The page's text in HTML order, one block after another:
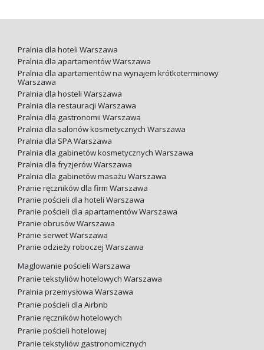
Pralnia dla hoteli Warszawa
Pralnia dla apartamentów Warszawa
Pralnia dla apartamentów na wynajem krótkoterminowy
Warszawa
Pralnia dla hosteli Warszawa
Pralnia dla restauracji Warszawa
Pralnia dla gastronomii Warszawa
Pralnia dla salonów kosmetycznych Warszawa
Pralnia dla SPA Warszawa
Pralnia dla gabinetów kosmetycznych Warszawa
Pralnia dla fryzjerów Warszawa
Pralnia dla gabinetów masażu Warszawa
Pranie ręczników dla firm Warszawa
Pranie pościeli dla hoteli Warszawa
Pranie pościeli dla apartamentów Warszawa
Pranie obrusów Warszawa
Pranie serwet Warszawa
Pranie odzieży roboczej Warszawa
Maglowanie pościeli Warszawa
Pranie tekstyliów hotelowych Warszawa
Pralnia przemysłowa Warszawa
Pranie pościeli dla Airbnb
Pranie ręczników hotelowych
Pranie pościeli hotelowej
Pranie tekstyliów gastronomicznych